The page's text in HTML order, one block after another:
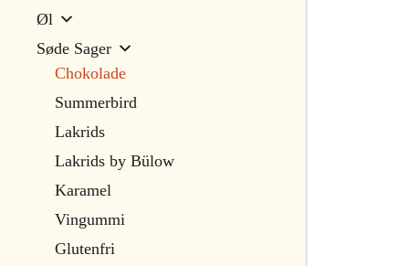
Øl
Søde Sager
Chokolade
Summerbird
Lakrids
Lakrids by Bülow
Karamel
Vingummi
Glutenfri